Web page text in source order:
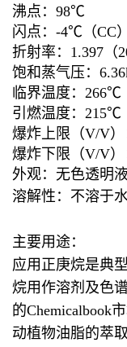
沸点：98℃
闪点：-4℃（CC）
折射率：1.397（
饱和蒸气压：
临界温度：266℃
引燃温度：215℃
爆炸上限（V/V）
爆炸下限（V/V）
外观：无色透明
溶解性：不溶于
主要用途：
应用正庚烷是典
烷用作溶剂及色
的Chemicalbook
动植物油脂的萃